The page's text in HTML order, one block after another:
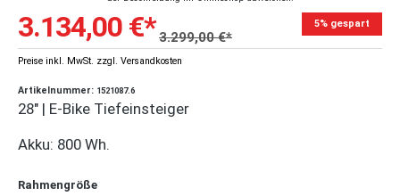
3.134,00 €*3.299,00 €*
5% gespart
Preise inkl. MwSt. zzgl. Versandkosten
Artikelnummer: 1521087.6
28" | E-Bike Tiefeinsteiger
Akku: 800 Wh.
Rahmengröße